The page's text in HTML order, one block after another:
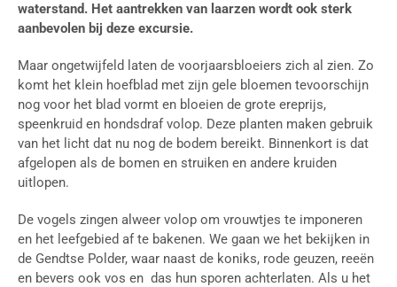
waterstand. Het aantrekken van laarzen wordt ook sterk
aanbevolen bij deze excursie.
Maar ongetwijfeld laten de voorjaarsbloeiers zich al zien. Zo
komt het klein hoefblad met zijn gele bloemen tevoorschijn
nog voor het blad vormt en bloeien de grote ereprijs,
speenkruid en hondsdraf volop. Deze planten maken gebruik
van het licht dat nu nog de bodem bereikt. Binnenkort is dat
afgelopen als de bomen en struiken en andere kruiden
uitlopen.
De vogels zingen alweer volop om vrouwtjes te imponeren
en het leefgebied af te bakenen. We gaan we het bekijken in
de Gendtse Polder, waar naast de koniks, rode geuzen, reeën
en bevers ook vos en das hun sporen achterlaten. Als u het